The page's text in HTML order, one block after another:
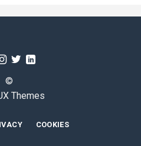
©
Themes
COOKIES